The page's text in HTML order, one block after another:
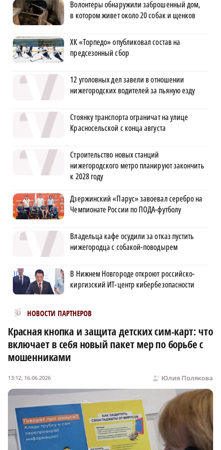
Волонтеры обнаружили заброшенный дом,
в котором живет около 20 собак и щенков
ХК «Торпедо» опубликовал состав на
предсезонный сбор
12 уголовных дел завели в отношении
нижегородских водителей за пьяную езду
Стоянку транспорта ограничат на улице
Красносельской с конца августа
Строительство новых станций
нижегородского метро планируют закончить
к 2028 году
Дзержинский «Парус» завоевал серебро на
Чемпионате России по ПОДА-футболу
Владельца кафе осудили за отказ пустить
нижегородца с собакой-поводырем
В Нижнем Новгороде откроют российско-
киргизский ИТ-центр кибербезопасности
НОВОСТИ ПАРТНЕРОВ
Новости МирТесен
Красная кнопка и защита детских сим-карт: что
включает в себя новый пакет мер по борьбе с
мошенниками
Юлия Полякова
13:12, 16.06.2026